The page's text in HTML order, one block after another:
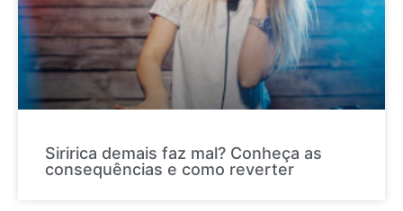
Siririca demais faz mal? Conheça as
consequências e como reverter